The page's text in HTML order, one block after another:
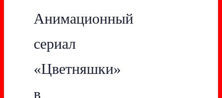
Анимационный
сериал
«Цветняшки»
в